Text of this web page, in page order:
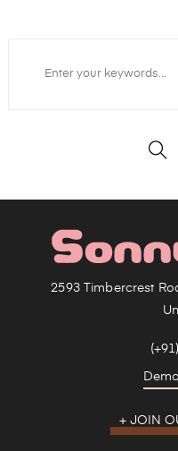
2593 Timbercrest
+ JOIN